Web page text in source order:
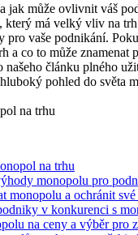
jak může ovlivnit váš
který má velký vliv na
pro vaše podnikání.
a co to může znamenat
našeho článku plného
pohled do světa
na trhu
monopolu pro
monopolu a ochránit
v konkurenci s
na ceny a výběr pro